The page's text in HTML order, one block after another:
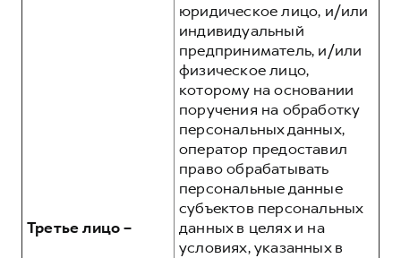
Третье лицо –
юридическое лицо, и/или
индивидуальный
предприниматель, и/или
физическое лицо,
которому на основании
поручения на обработку
персональных данных,
оператор предоставил
право обрабатывать
персональные данные
субъектов персональных
данных в целях и на
условиях, указанных в